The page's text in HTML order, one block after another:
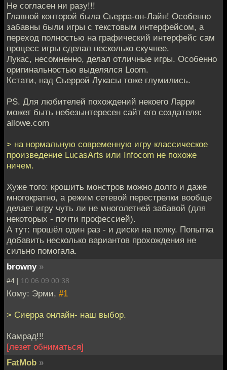
Не согласен ни разу!!!
Главной конторой была Сьерра-он-Лайн! Особенно
забавны были игры с текстовым интерфейсом, а
переход полностью на графический интерфейс сам
процесс игры сделал несколько скучнее.
Лукас, несомненно, делал отличные игры. Особенно
оригинальностью выделялся Loom.
Кстати, над Сьеррой Лукасы тоже глумились.
PS. Для любителей похождений некоего Ларри
может быть небезынтересен сайт его создателя:
allowe.com
> на нормальную современную игру классическое
произведение LucasArts или Infocom не похоже
ничем.
Хуже того: крошить монстров можно долго и даже
многократно, а режим сетевой перестрелки вообще
делает игру чуть ли не многолетней забавой (для
некоторых - почти профессией).
А тут: прошёл один раз - и диски на полку. Попытка
добавить несколько вариантов прохождения не
сильно помогала.
browny »
#4 | 10.06.09 00:38
Кому: Эрми, #1
> Сиерра онлайн- наш выбор.
Камрад!!!
[лезет обниматься]
FatMob »